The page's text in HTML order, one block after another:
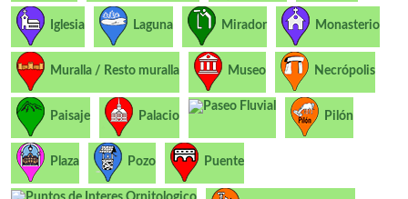
Iglesia Laguna Mirador Monasterio
Muralla / Resto muralla Museo Necrópolis
Paisaje Palacio
Paseo Fluvial
Pilón
Plaza Pozo Puente